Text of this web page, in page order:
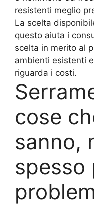
resistenti meglio
La scelta
questo aiuta i
scelta in merito al
ambienti esistenti
riguarda i costi.
cose
sanno,
spesso